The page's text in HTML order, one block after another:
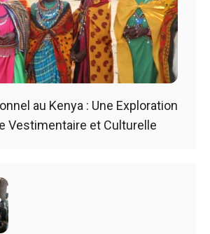
au Kenya : Une Exploration
Vestimentaire et Culturelle